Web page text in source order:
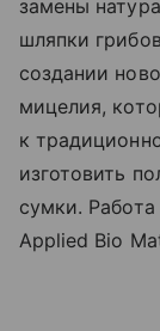
замены
шляпки
создании
мицелия,
к
изготовить
сумки. Работа
Applied Bio